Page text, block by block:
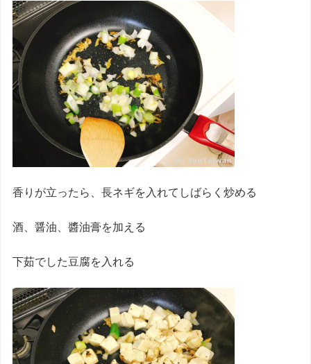
香りが立ったら、長ネギを入れてしばらく炒める
酒、醤油、醬油膏を加える
下茹でした豆腐を入れる